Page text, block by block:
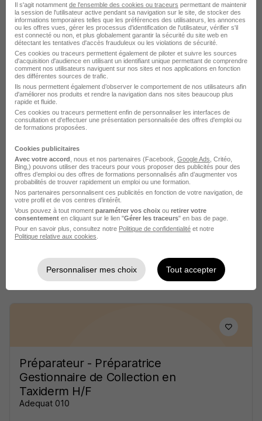
Animateur Centre de Loisirs H/F
Mairie
Versonnex - 01 CDD
Voir l’offre
il y a 4 jours
Animateur - Animatrice d'Accueil
Collectif de Mineurs Acm H/F
Francas du Jura
Les Moussières - 39 CDD 12,99 € / heure
Voir l’offre
il y a 9 jours
Préparateur - Préparatrice
Gestionnaire de Collection en
Taxiderm H/F
Adequat 010
Il s'agit notamment de l'ensemble des cookies ou traceurs permettant de maintenir
la session de l'utilisateur active pendant sa navigation sur le site, de stocker des
informations temporaires telles que les préférences des utilisateurs, les annonces
ou les offres vues, gérer les processus d'identification de l'utilisateur, vérifier s'il
est connecté ou non, et plus globalement garantir la sécurité du site web en
détectant les tentatives d'accès frauduleux ou les violations de sécurité.
Ces cookies ou traceurs permettent également de piloter et suivre les sources
d'acquisition d'audience en utilisant un identifiant unique permettant de comprendre
comment nos utilisateurs naviguent sur nos sites et nos applications en fonction
des différentes sources de trafic.
Ils nous permettent également d’observer le comportement de nos utilisateurs afin
d'améliorer nos produits et rendre la navigation dans nos sites beaucoup plus
rapide et fluide.
Ces cookies ou traceurs permettent enfin de personnaliser les interfaces de
consultation et d'effectuer une présentation personnalisée des offres d'emploi ou
de formations proposées.
Cookies publicitaires
Avec votre accord , nous et nos partenaires (Facebook, Google Ads , Critéo,
Bing,) pouvons utiliser des traceurs pour vous proposer des publicités pour des
offres d’emploi ou des offres de formations personnalisés afin d’augmenter vos
probabilités de trouver rapidement un emploi ou une formation.
Nos partenaires personnalisent ces publicités en fonction de votre navigation, de
votre profil et de vos centres d’intérêt.
Vous pouvez à tout moment paramétrer vos choix ou retirer votre
consentement en cliquant sur le lien "Gérer les traceurs" en bas de page.
Pour en savoir plus, consultez notre Politique de confidentialité et notre
Politique relative aux cookies
Personnaliser mes choix Tout accepter